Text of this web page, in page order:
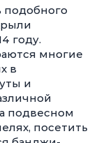
подобного
году.
многие
в
и
подвесном
посетить